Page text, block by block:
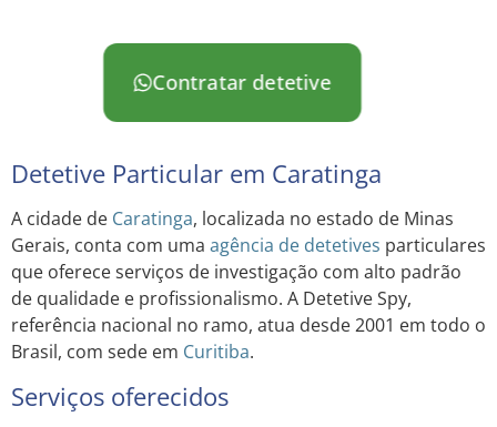
Contratar detetive
Detetive Particular em Caratinga
A cidade de Caratinga, localizada no estado de Minas
Gerais, conta com uma agência de detetives particulares
que oferece serviços de investigação com alto padrão
de qualidade e profissionalismo. A Detetive Spy,
referência nacional no ramo, atua desde 2001 em todo o
Brasil, com sede em Curitiba.
Serviços oferecidos